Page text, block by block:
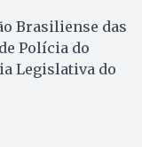
Brasiliense das
Polícia do
Legislativa do